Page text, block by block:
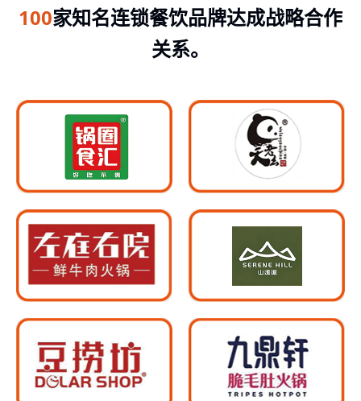
100家知名连锁餐饮品牌达成战略合作
关系。